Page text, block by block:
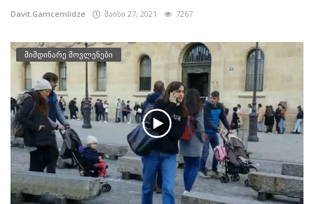
Davit.Gamcemlidze მაისი 27, 2021 7267
მიმდინარე მოვლენები